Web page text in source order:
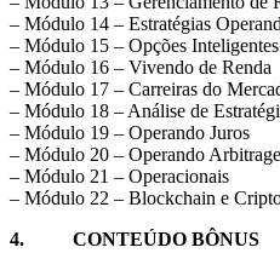
– Módulo 14 – Estratégias
– Módulo 15 – Opções Inteligentes
– Módulo 16 – Vivendo de Renda
– Módulo 17 – Carreiras do
– Módulo 18 – Análise de
– Módulo 19 – Operando Juros
– Módulo 20 – Operando
– Módulo 21 – Operacionais
– Módulo 22 – Blockchain e
4. CONTEÚDO BÔNUS